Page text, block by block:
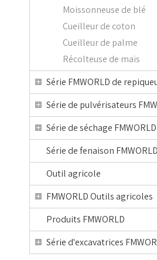
Moissonneuse de blé
Cueilleur de coton
Cueilleur de palme
Récolteuse de maïs
Série FMWORLD de
Série de pulvérisateurs
Série de séchage FMWORLD
Série de fenaison FMWORLD
Outil agricole
FMWORLD Outils agricoles
Produits FMWORLD
Série d'excavatrices